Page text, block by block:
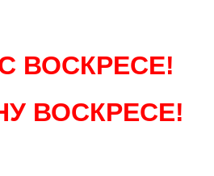
ВОСКРЕСЕ!
ВОСКРЕСЕ!